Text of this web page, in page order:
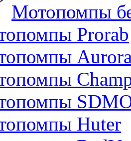
Мотопомпы
Prorab
Huter